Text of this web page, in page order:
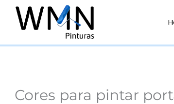
Cores para pintar